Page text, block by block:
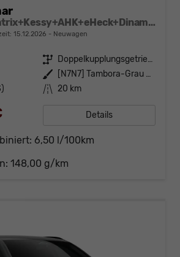
1.5 eTSI DSG Matrix+Kessy+AHK+eHeck+Dinamica+CarPlay+eHeck+GV5
15.12.2026 Neuwagen
Getriebe
Doppelkupplungsgetriebe (DSG)
Außenfarbe
[N7N7] Tambora-Grau Metallic
Kilometerstand 20 km
Details
6,50 l/100km
148,00 g/km